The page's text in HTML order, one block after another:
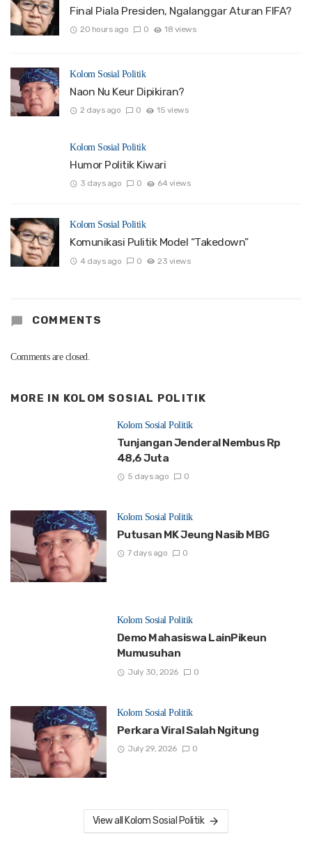
Final Piala Presiden, Ngalanggar Aturan FIFA?
20 hours ago 0 18 views
Kolom Sosial Politik
Naon Nu Keur Dipikiran?
2 days ago 0 15 views
Kolom Sosial Politik
Humor Politik Kiwari
3 days ago 0 64 views
Kolom Sosial Politik
Komunikasi Pulitik Model “Takedown”
4 days ago 0 23 views
COMMENTS
Comments are closed.
MORE IN KOLOM SOSIAL POLITIK
Kolom Sosial Politik
Tunjangan Jenderal Nembus Rp
48,6 Juta
5 days ago 0
Kolom Sosial Politik
Putusan MK Jeung Nasib MBG
7 days ago 0
Kolom Sosial Politik
Demo Mahasiswa LainPikeun
Mumusuhan
July 30, 2026 0
Kolom Sosial Politik
Perkara Viral Salah Ngitung
July 29, 2026 0
View all Kolom Sosial Politik